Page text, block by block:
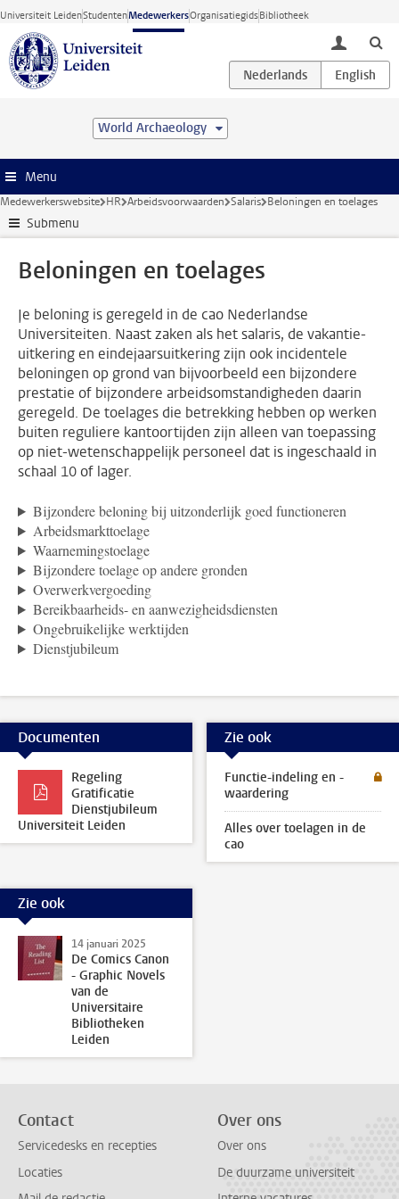
Ga direct naar de inhoud
Universiteit LeidenStudentenMedewerkersOrganisatiegidsBibliotheek
toggle
World Archaeology
Menu
Medewerkerswebsite HR Arbeidsvoorwaarden Salaris Beloningen en toelages
Submenu
Beloningen en toelages
Je beloning is geregeld in de cao Nederlandse
Universiteiten. Naast zaken als het salaris, de vakantie-
uitkering en eindejaarsuitkering zijn ook incidentele
beloningen op grond van bijvoorbeeld een bijzondere
prestatie of bijzondere arbeidsomstandigheden daarin
geregeld. De toelages die betrekking hebben op werken
buiten reguliere kantoortijden zijn alleen van toepassing
op niet-wetenschappelijk personeel dat is ingeschaald in
schaal 10 of lager.
Bijzondere beloning bij uitzonderlijk goed functioneren
Arbeidsmarkttoelage
Waarnemingstoelage
Bijzondere toelage op andere gronden
Overwerkvergoeding
Bereikbaarheids- en aanwezigheidsdiensten
Ongebruikelijke werktijden
Dienstjubileum
Documenten
Regeling
Gratificatie
Dienstjubileum
Universiteit Leiden
Zie ook
Functie-indeling en -
waardering
Alles over toelagen in de
cao
Zie ook
14 januari 2025
De Comics Canon
- Graphic Novels
van de
Universitaire
Bibliotheken
Leiden
Contact
Servicedesks en recepties
Locaties
Over ons
Over ons
De duurzame universiteit